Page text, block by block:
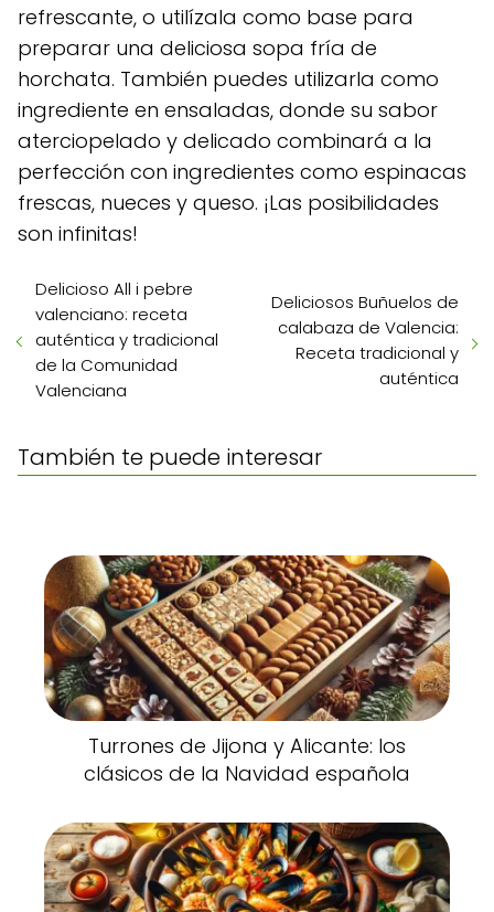
refrescante, o utilízala como base para
preparar una deliciosa sopa fría de
horchata. También puedes utilizarla como
ingrediente en ensaladas, donde su sabor
aterciopelado y delicado combinará a la
perfección con ingredientes como espinacas
frescas, nueces y queso. ¡Las posibilidades
son infinitas!
Delicioso All i pebre
valenciano: receta
auténtica y tradicional
de la Comunidad
Valenciana
Deliciosos Buñuelos de
calabaza de Valencia:
Receta tradicional y
auténtica
También te puede interesar
Turrones de Jijona y Alicante: los
clásicos de la Navidad española